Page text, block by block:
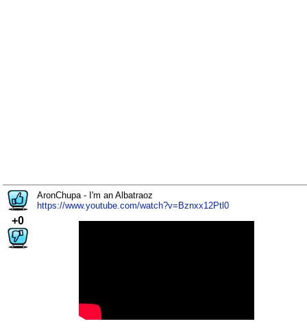
+0
AronChupa - I'm an Albatraoz
https://www.youtube.com/watch?v=Bznxx12Ptl0